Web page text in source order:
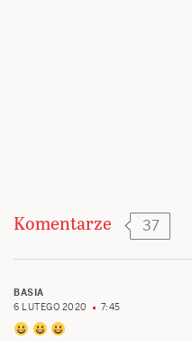
Komentarze 37
BASIA
6 LUTEGO 2020
7:45